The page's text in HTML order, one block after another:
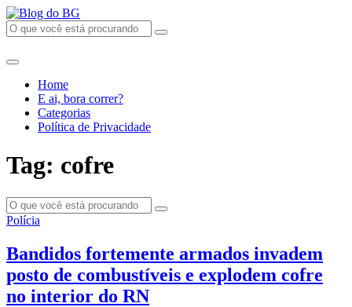
Home
E ai, bora correr?
Categorias
Política de Privacidade
Tag: cofre
Polícia
Bandidos fortemente armados invadem
posto de combustíveis e explodem cofre
no interior do RN